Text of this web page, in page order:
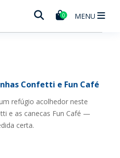
0 MENU
Confetti e Fun Café
refúgio acolhedor neste
e as canecas Fun Café —
certa.